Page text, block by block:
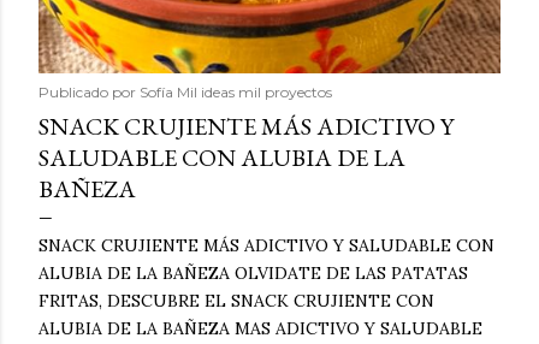
Publicado por Sofía Mil ideas mil proyectos
SNACK CRUJIENTE MÁS ADICTIVO Y
SALUDABLE CON ALUBIA DE LA
BAÑEZA
SNACK CRUJIENTE MÁS ADICTIVO Y SALUDABLE CON
ALUBIA DE LA BAÑEZA OLVIDATE DE LAS PATATAS
FRITAS, DESCUBRE EL SNACK CRUJIENTE CON
ALUBIA DE LA BAÑEZA MAS ADICTIVO Y SALUDABLE